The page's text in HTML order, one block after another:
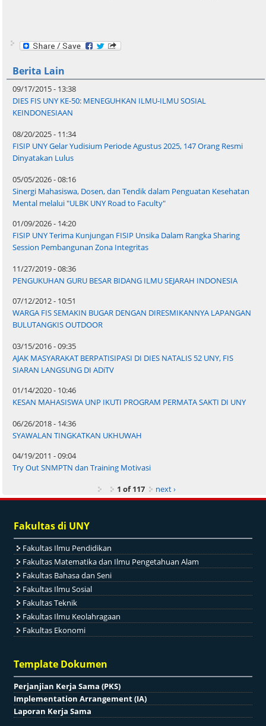
Berita Lain
09/17/2015 - 13:38
DIES FIS UNY KE-50: MENEGUHKAN ILMU-ILMU SOSIAL
KEINDONESIAAN
08/20/2025 - 11:34
FISIP UNY Gelar Yudisium Periode Agustus 2025, 147 Orang Resmi
Dinyatakan Lulus
05/05/2026 - 08:16
Sinergi Mahasiswa, Dosen, dan Tendik dalam Penguatan Kesehatan
Mental melalui "ULBK UNY Road to Faculty"
01/09/2026 - 14:20
FISIP UNY Terima Kunjungan FISIP Unsika Dalam Rangka Sharing
Session Pembangunan Zona Integritas
11/27/2019 - 08:36
PENGUKUHAN GURU BESAR BIDANG ILMU SEJARAH INDONESIA
07/12/2012 - 10:51
WARGA FIS SEMAKIN BUGAR DENGAN DIRESMIKANNYA LAPANGAN
BULUTANGKIS OUTDOOR
03/15/2016 - 09:35
AJAK MASYARAKAT BERPATISIPASI DI DIES NATALIS 52 UNY, FIS
SIARAN LANGSUNG DI ADiTV
01/14/2020 - 10:46
KESAN MAHASISWA UNP IKUTI PROGRAM PERMATA SAKTI DI UNY
06/26/2018 - 14:36
SYAWALAN TINGKATKAN UKHUWAH
04/19/2011 - 09:04
Try Out SNMPTN dan Training Motivasi
1 of 117
next ›
Fakultas di UNY
Fakultas Ilmu Pendidikan
Fakultas Matematika dan Ilmu Pengetahuan Alam
Fakultas Bahasa dan Seni
Fakultas Ilmu Sosial
Fakultas Teknik
Fakultas Ilmu Keolahragaan
Fakultas Ekonomi
Template Dokumen
Perjanjian Kerja Sama (PKS)
Implementation Arrangement (IA)
Laporan Kerja Sama